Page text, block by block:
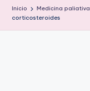
o
m
estudio,
Inicio Medicina paliativa
corticosteroides